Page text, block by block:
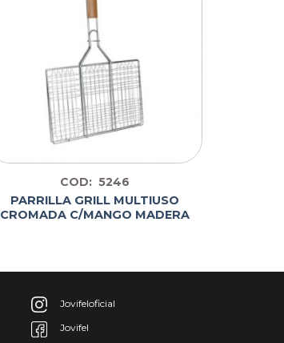
COD: 5246
PARRILLA GRILL MULTIUSO
CROMADA C/MANGO MADERA
Jovifeloficial
Jovifel